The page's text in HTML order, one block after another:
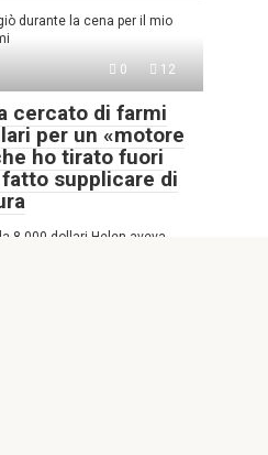
durante la cena per il mio
0 12
cercato di farmi
per un «motore
ho tirato fuori
supplicare di
8.000 dollari Helen aveva